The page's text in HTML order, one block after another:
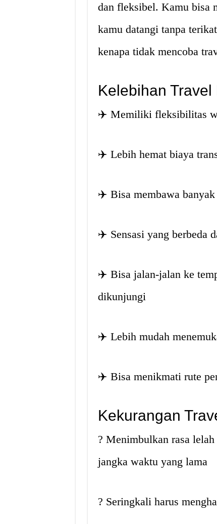
dan fleksibel. Kamu bisa
kamu datangi tanpa
kenapa tidak mencoba
Kelebihan
✈️ Memiliki fleksibilitas
✈️ Lebih hemat biaya
✈️ Bisa membawa banyak
✈️ Sensasi yang berbeda
✈️ Bisa jalan-jalan ke
dikunjungi
✈️ Lebih mudah
✈️ Bisa menikmati rute
Kekurangan
? Menimbulkan rasa
jangka waktu yang lama
? Seringkali harus